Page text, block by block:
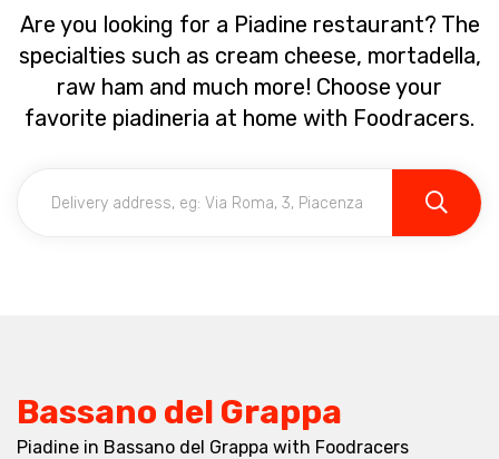
Are you looking for a Piadine restaurant? The
specialties such as cream cheese, mortadella,
raw ham and much more! Choose your
favorite piadineria at home with Foodracers.
Bassano del Grappa
Piadine in Bassano del Grappa with Foodracers